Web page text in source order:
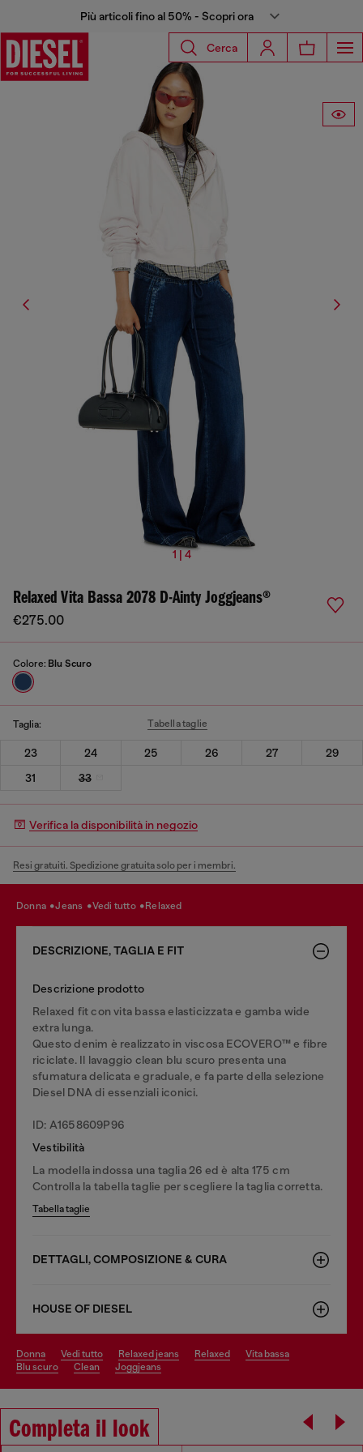
Più articoli fino al 50% - Scopri ora
Cerca
1 | 4
Relaxed Vita Bassa 2078 D-Ainty Joggjeans®
€275.00
Colore: Blu Scuro
Taglia: Tabella taglie
23 24 25 26 27
29
31
33
Verifica la disponibilità in negozio
Resi gratuiti. Spedizione gratuita solo per i membri.
donna jeans vedi tutto relaxed
DESCRIZIONE, TAGLIA E FIT
Descrizione prodotto
Relaxed fit con vita bassa elasticizzata e gamba wide
extra lunga.
Questo denim è realizzato in viscosa ECOVERO™ e fibre
riciclate. Il lavaggio clean blu scuro presenta una
sfumatura delicata e graduale, e fa parte della selezione
Diesel DNA di essenziali iconici.
ID: A1658609P96
Vestibilità
La modella indossa una taglia 26 ed è alta 175 cm
Controlla la tabella taglie per scegliere la taglia corretta.
Tabella taglie
DETTAGLI, COMPOSIZIONE & CURA
HOUSE OF DIESEL
donna vedi tutto relaxed jeans relaxed
vita bassa
blu scuro
clean joggjeans
Completa il look